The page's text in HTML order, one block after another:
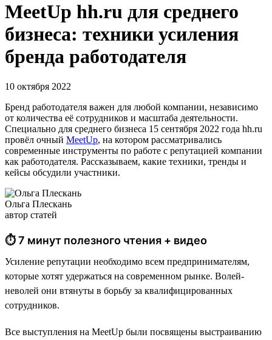
MeetUp hh.ru для среднего
бизнеса: техники усиления
бренда работодателя
10 октября 2022
Бренд работодателя важен для любой компании, независимо
от количества её сотрудников и масштаба деятельности.
Специально для среднего бизнеса 15 сентября 2022 года hh.ru
провёл очный MeetUp, на котором рассматривались
современные инструменты по работе с репутацией компании
как работодателя. Рассказываем, какие техники, тренды и
кейсы обсудили участники.
Ольга Плескань
автор статей
⏱ 7 минут полезного чтения + видео
Усиление репутации необходимо всем предпринимателям,
которые хотят удержаться на современном рынке. Волей-
неволей они втянуты в борьбу за квалифицированных
сотрудников.
Все выступления на MeetUp были посвящены выстраиванию